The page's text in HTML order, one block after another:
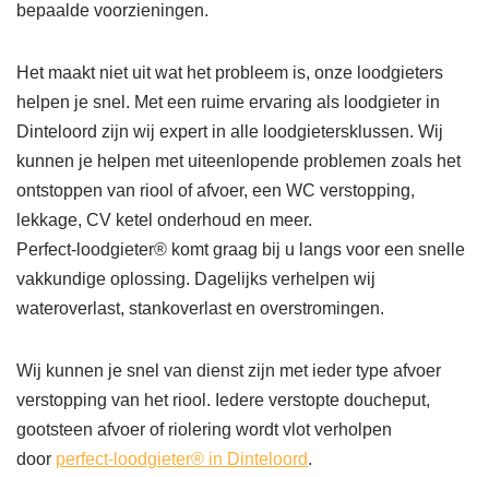
bepaalde voorzieningen.
Het maakt niet uit wat het probleem is, onze loodgieters
helpen je snel. Met een ruime ervaring als loodgieter in
Dinteloord zijn wij expert in alle loodgietersklussen. Wij
kunnen je helpen met uiteenlopende problemen zoals het
ontstoppen van riool of afvoer, een WC verstopping,
lekkage, CV ketel onderhoud en meer.
Perfect-loodgieter® komt graag bij u langs voor een snelle
vakkundige oplossing. Dagelijks verhelpen wij
wateroverlast, stankoverlast en overstromingen.
Wij kunnen je snel van dienst zijn met ieder type afvoer
verstopping van het riool. Iedere verstopte doucheput,
gootsteen afvoer of riolering wordt vlot verholpen
door perfect-loodgieter® in Dinteloord.